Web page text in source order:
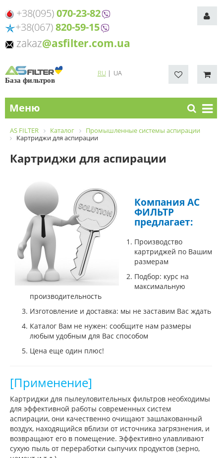
+38(095)070-23-82
+38(067)820-59-15
zakaz@asfilter.com.ua
База фильтров
RU| UA
Меню
AS FILTER Каталог
Промышленные системы аспирации
Картриджи для аспирации
Картриджи для аспирации
Компания АС
ФИЛЬТР
предлагает:
Производство
картриджей по Вашим
размерам
Подбор: курс на
максимальную
производительность
Изготовление и доставка: мы не заставим Вас ждать
Каталог Вам не нужен: сообщите нам размеры
любым удобным для Вас способом
Цена еще один плюс!
[Применение]
Картриджи для пылеуловительных фильтров необходимы
для эффективной работы современных систем
аспирации, они качественно очищают зашлакованный
воздух, находящийся вблизи от источника загрязнения, и
возвращают его в помещение. Эффективно улавливают
сухую пыль от переработки сыпучих продуктов (зерно,